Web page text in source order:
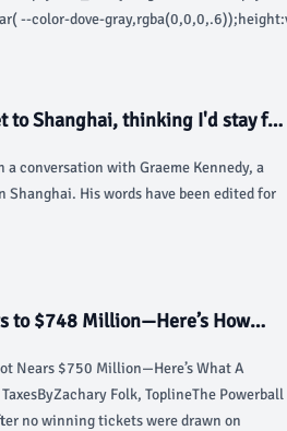
--color-dove-
ga_data.route.ssts.split('/'), subsection =
()=> { //
vdHide =
} vdContainer.hidden =
{ vdShow.hidden = false;
fireCaptionAnalytics () { let analytics =
try { if (analytics) {
analytics
} } }()); I
Buc-ee's live up to the hype?
to Shanghai, thinking I'd stay for
a conversation with Graeme Kennedy, a
Shanghai. His words have been edited for
to $748 Million—Here’s How
Nears $750 Million—Here’s What A
Folk, ToplineThe Powerball
no winning tickets were drawn on